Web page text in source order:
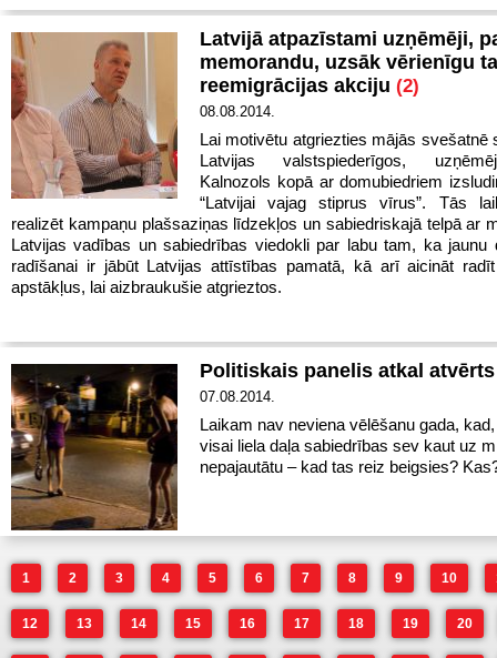
Latvijā atpazīstami uzņēmēji,
memorandu, uzsāk vērienīgu
reemigrācijas akciju (2)
08.08.2014.
Lai motivētu atgriezties mājās svešatnē
Latvijas valstspiederīgos,
Kalnozols kopā ar domubiedriem
“Latvijai vajag stiprus vīrus”. Tās
realizēt kampaņu plašsaziņas līdzekļos un sabiedriskajā telpā ar
Latvijas vadības un sabiedrības viedokli par labu tam, ka jaunu
radīšanai ir jābūt Latvijas attīstības pamatā, kā arī aicināt
apstākļus, lai aizbraukušie atgrieztos.
Politiskais panelis atkal atvērts
07.08.2014.
Laikam nav neviena vēlēšanu gada,
visai liela daļa sabiedrības sev kaut uz
nepajautātu – kad tas reiz beigsies?
1 2 3 4 5 6 7 8 9 10
12 13 14 15 16 17 18 19 20